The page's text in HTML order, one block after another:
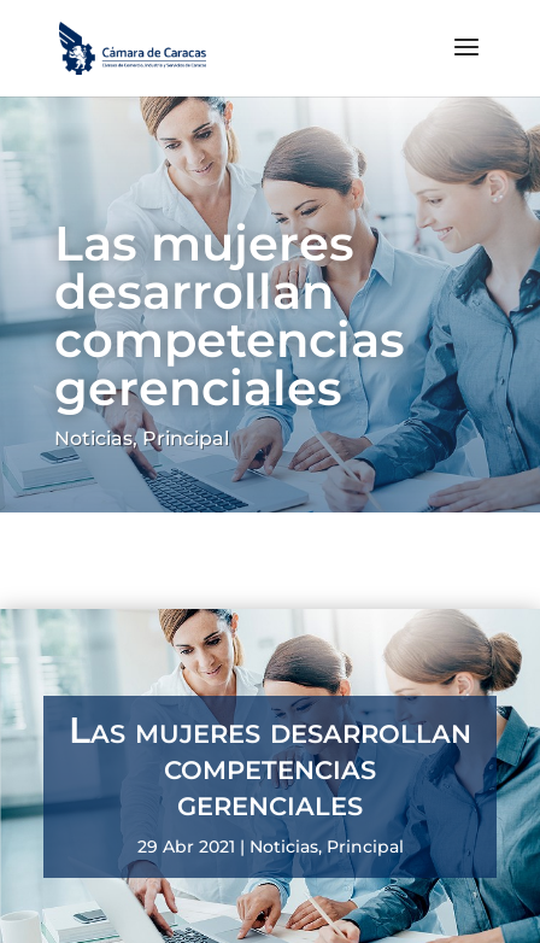
Las mujeres
desarrollan
competencias
gerenciales
Noticias, Principal
Las mujeres desarrollan
competencias
gerenciales
29 Abr 2021 | Noticias, Principal